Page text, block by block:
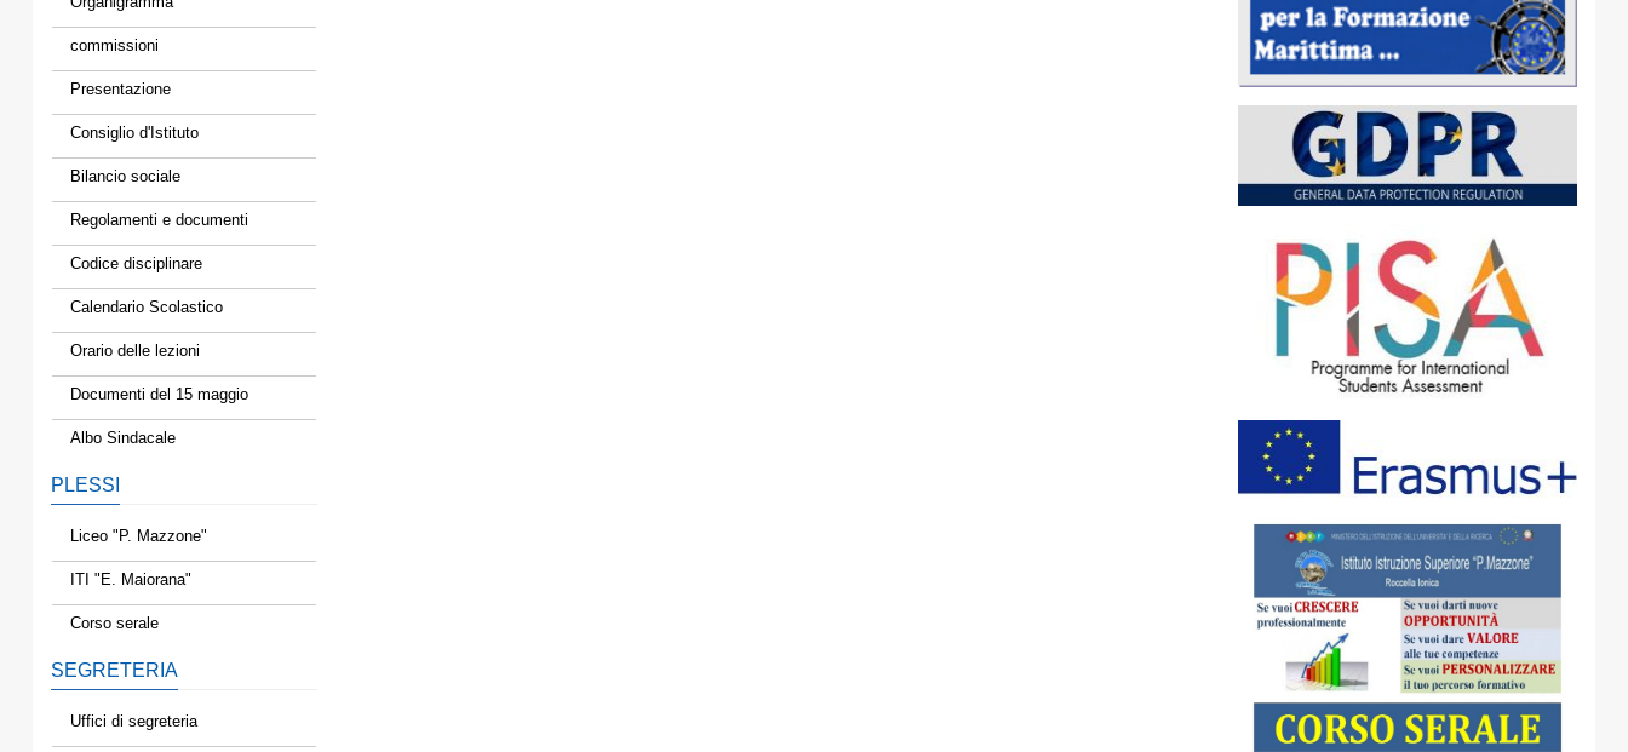
commissioni
Presentazione
Consiglio d'Istituto
Bilancio sociale
Regolamenti e documenti
Codice disciplinare
Calendario Scolastico
Orario delle lezioni
Documenti del 15 maggio
Albo Sindacale
PLESSI
Liceo "P. Mazzone"
ITI "E. Maiorana"
Corso serale
SEGRETERIA
Uffici di segreteria